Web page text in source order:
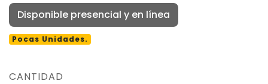
Disponible presencial y en línea
Pocas Unidades.
CANTIDAD